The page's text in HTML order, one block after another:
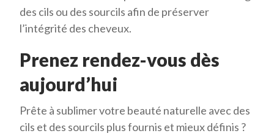
des cils ou des sourcils afin de préserver
l’intégrité des cheveux.
Prenez rendez-vous dès
aujourd’hui
Prête à sublimer votre beauté naturelle avec des
cils et des sourcils plus fournis et mieux définis ?